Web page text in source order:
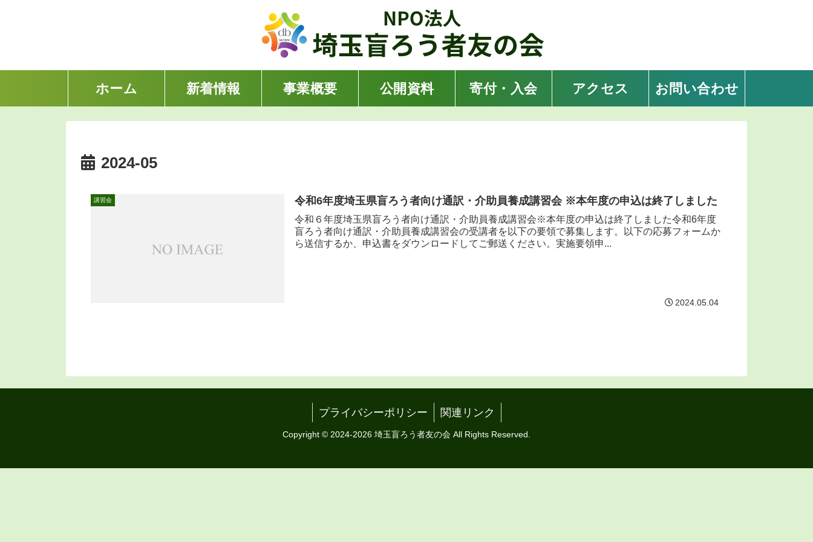
ホーム 新着情報 事業概要 公開資料 寄付・入会 アクセス お問い合わせ
2024-05
講習会 令和6年度埼玉県盲ろう者向け通訳・介助員養成講習会 ※本年度の申込は終了しました
令和６年度埼玉県盲ろう者向け通訳・介助員養成講習会※本年度の申込は終了しました令和6年度
盲ろう者向け通訳・介助員養成講習会の受講者を以下の要領で募集します。以下の応募フォームか
ら送信するか、申込書をダウンロードしてご郵送ください。実施要領申...
2024.05.04
プライバシーポリシー 関連リンク
Copyright © 2024-2026 埼玉盲ろう者友の会 All Rights Reserved.